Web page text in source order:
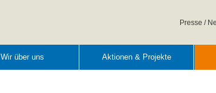
Navigation
Presse /
Wir über uns Aktionen & Projekte